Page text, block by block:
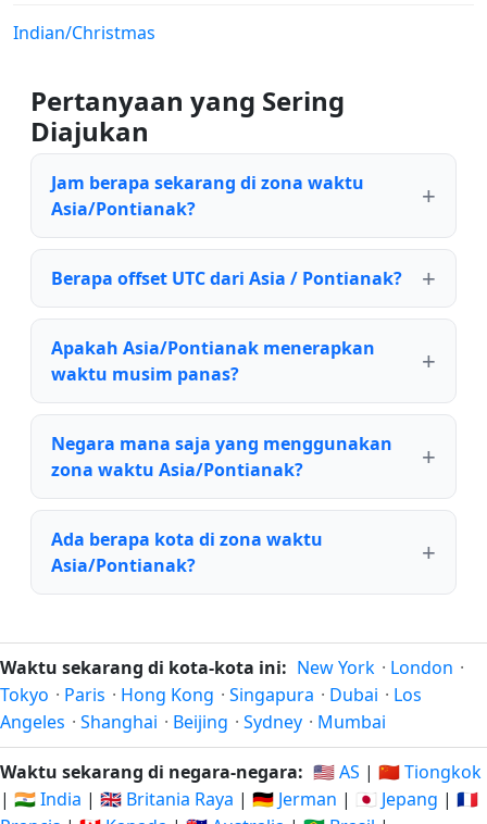
Indian/Christmas
Pertanyaan yang Sering
Diajukan
Jam berapa sekarang di zona waktu
Asia/Pontianak?
Berapa offset UTC dari Asia / Pontianak?
Apakah Asia/Pontianak menerapkan
waktu musim panas?
Negara mana saja yang menggunakan
zona waktu Asia/Pontianak?
Ada berapa kota di zona waktu
Asia/Pontianak?
Waktu sekarang di kota-kota ini: New York · London ·
Tokyo · Paris · Hong Kong · Singapura · Dubai · Los
Angeles · Shanghai · Beijing · Sydney · Mumbai
Waktu sekarang di negara-negara: 🇺🇸 AS | 🇨🇳 Tiongkok
| 🇮🇳 India | 🇬🇧 Britania Raya | 🇩🇪 Jerman | 🇯🇵 Jepang | 🇫🇷